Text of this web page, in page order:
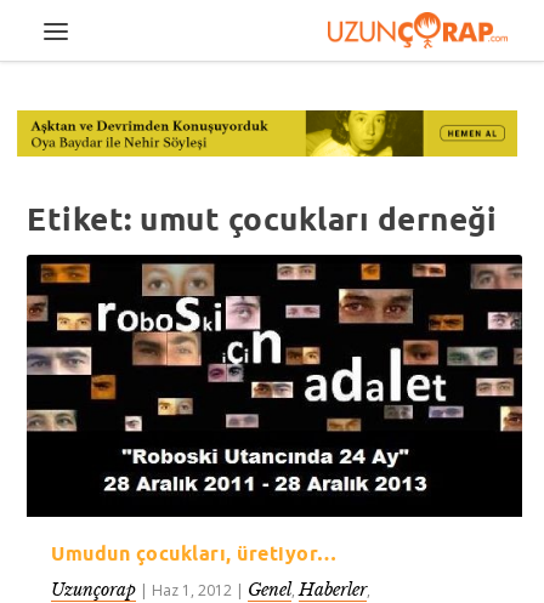
Etiket: umut çocukları derneği
Umudun çocukları, üretiyor…
Uzunçorap | Haz 1, 2012 | Genel,Haberler,